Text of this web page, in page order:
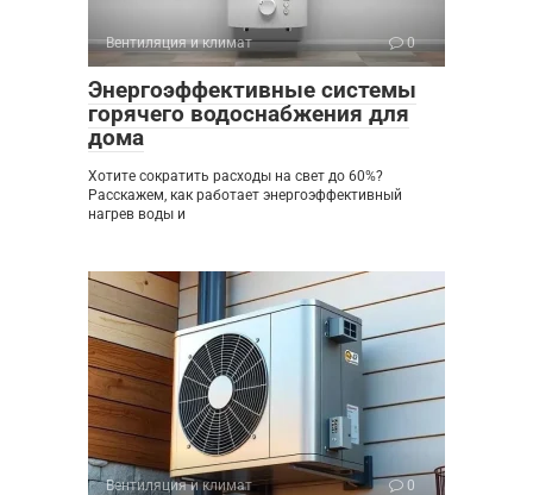
Вентиляция и климат 0
Энергоэффективные системы
горячего водоснабжения для
дома
Хотите сократить расходы на свет до 60%?
Расскажем, как работает энергоэффективный
нагрев воды и
Вентиляция и климат 0